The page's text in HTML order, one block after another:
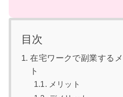
目次
在宅ワークで副業する
ト
メリット